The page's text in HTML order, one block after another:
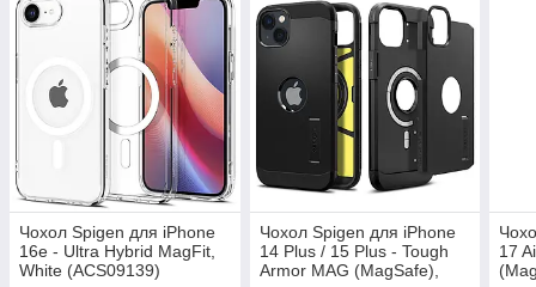
Чохол Spigen для iPhone
16e - Ultra Hybrid MagFit,
White (ACS09139)
Чохол Spigen для iPhone
14 Plus / 15 Plus - Tough
Armor MAG (MagSafe),
17